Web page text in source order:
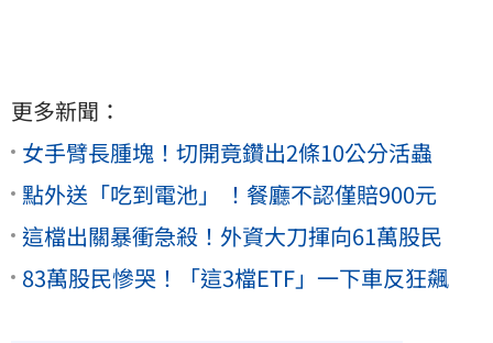
更多新聞：
女手臂長腫塊！切開竟鑽出2條10公分活蟲
點外送「吃到電池」 ！餐廳不認僅賠900元
這檔出關暴衝急殺！外資大刀揮向61萬股民
83萬股民慘哭！「這3檔ETF」一下車反狂飆